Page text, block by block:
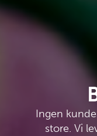
Ingen
store. Vi